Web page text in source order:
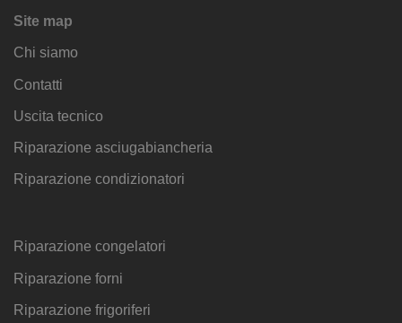
Site map
Chi siamo
Contatti
Uscita tecnico
Riparazione asciugabiancheria
Riparazione condizionatori
Riparazione congelatori
Riparazione forni
Riparazione frigoriferi